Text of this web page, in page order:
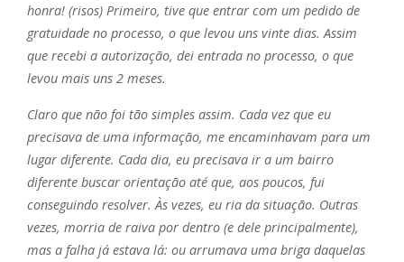
honra! (risos) Primeiro, tive que entrar com um pedido de
gratuidade no processo, o que levou uns vinte dias. Assim
que recebi a autorização, dei entrada no processo, o que
levou mais uns 2 meses.
Claro que não foi tão simples assim. Cada vez que eu
precisava de uma informação, me encaminhavam para um
lugar diferente. Cada dia, eu precisava ir a um bairro
diferente buscar orientação até que, aos poucos, fui
conseguindo resolver. Às vezes, eu ria da situação. Outras
vezes, morria de raiva por dentro (e dele principalmente),
mas a falha já estava lá: ou arrumava uma briga daquelas